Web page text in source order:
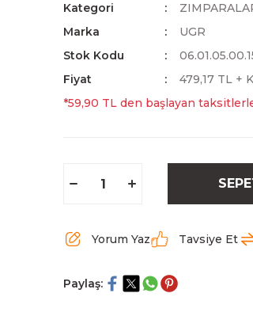
Kategori
Marka
UGR
Stok Kodu
Fiyat
479,17 TL +
*59,90 TL den başlayan
Yorum Yaz Tavsiye Et
Paylaş: